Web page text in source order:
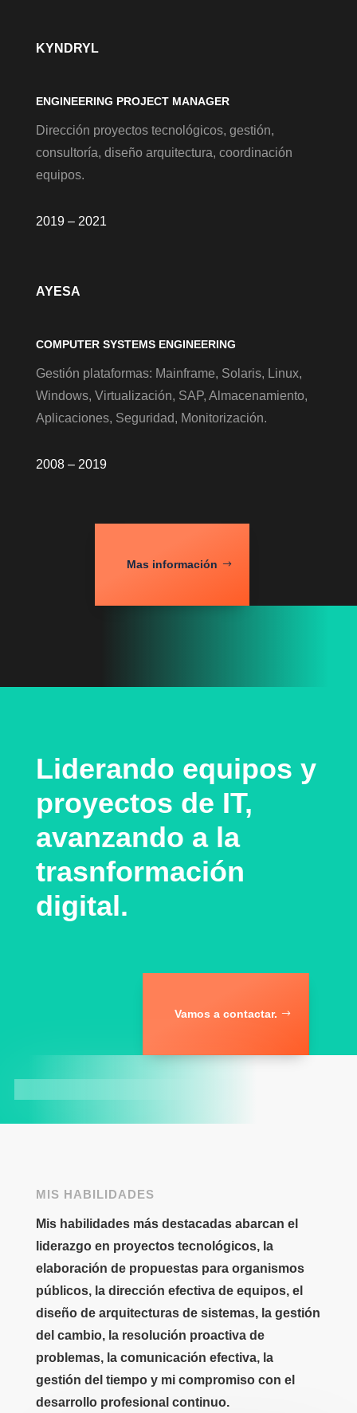
KYNDRYL
ENGINEERING PROJECT MANAGER
Dirección proyectos tecnológicos, gestión,
consultoría, diseño arquitectura, coordinación
equipos.
2019 – 2021
AYESA
COMPUTER SYSTEMS ENGINEERING
Gestión plataformas: Mainframe, Solaris, Linux,
Windows, Virtualización, SAP, Almacenamiento,
Aplicaciones, Seguridad, Monitorización.
2008 – 2019
Mas información
Liderando equipos y
proyectos de IT,
avanzando a la
trasnformación
digital.
Vamos a contactar.
MIS HABILIDADES
Mis habilidades más destacadas abarcan el
liderazgo en proyectos tecnológicos, la
elaboración de propuestas para organismos
públicos, la dirección efectiva de equipos, el
diseño de arquitecturas de sistemas, la gestión
del cambio, la resolución proactiva de
problemas, la comunicación efectiva, la
gestión del tiempo y mi compromiso con el
desarrollo profesional continuo.